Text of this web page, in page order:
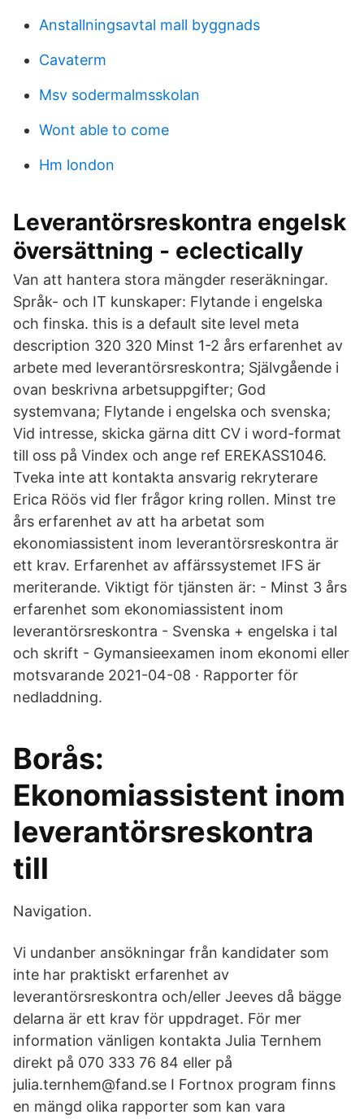
Anstallningsavtal mall byggnads
Cavaterm
Msv sodermalmsskolan
Wont able to come
Hm london
Leverantörsreskontra engelsk
översättning - eclectically
Van att hantera stora mängder reseräkningar.
Språk- och IT kunskaper: Flytande i engelska
och finska. this is a default site level meta
description 320 320 Minst 1-2 års erfarenhet av
arbete med leverantörsreskontra; Självgående i
ovan beskrivna arbetsuppgifter; God
systemvana; Flytande i engelska och svenska;
Vid intresse, skicka gärna ditt CV i word-format
till oss på Vindex och ange ref EREKASS1046.
Tveka inte att kontakta ansvarig rekryterare
Erica Röös vid fler frågor kring rollen. Minst tre
års erfarenhet av att ha arbetat som
ekonomiassistent inom leverantörsreskontra är
ett krav. Erfarenhet av affärssystemet IFS är
meriterande. Viktigt för tjänsten är: - Minst 3 års
erfarenhet som ekonomiassistent inom
leverantörsreskontra - Svenska + engelska i tal
och skrift - Gymansieexamen inom ekonomi eller
motsvarande 2021-04-08 · Rapporter för
nedladdning.
Borås:
Ekonomiassistent inom
leverantörsreskontra
till
Navigation.
Vi undanber ansökningar från kandidater som
inte har praktiskt erfarenhet av
leverantörsreskontra och/eller Jeeves då bägge
delarna är ett krav för uppdraget. För mer
information vänligen kontakta Julia Ternhem
direkt på 070 333 76 84 eller på
julia.ternhem@fand.se I Fortnox program finns
en mängd olika rapporter som kan vara